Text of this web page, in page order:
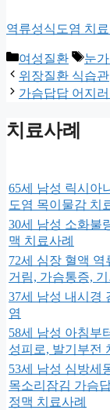
역류성식도염 치
카
테
고
여성질환
태
그
눈
위장질환 식습관
가슴답답 어지
치료사례
65세 남성 릭시아
도염 목이물감 치
30세 남성 소화불
맥 치료사례
72세 심장 혈액
거림, 가슴통증,
37세 남성 내시경
염
58세 남성 아침부
성피로, 발기부전
53세 남성 심방세
목소리잠김 가슴
정맥 치료사례